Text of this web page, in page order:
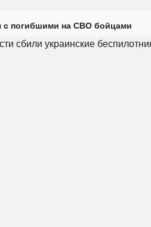
с погибшими на СВО бойцами